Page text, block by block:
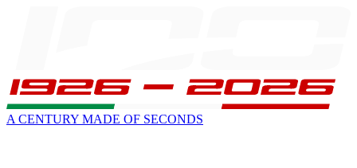
A CENTURY MADE OF SECONDS